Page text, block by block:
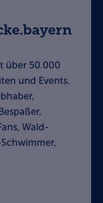
über 50.000
und Events.
Wald-